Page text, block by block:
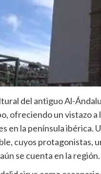
del antiguo Al-
ofreciendo un vistazo
la península ibérica.
cuyos protagonistas,
se cuenta en la región.